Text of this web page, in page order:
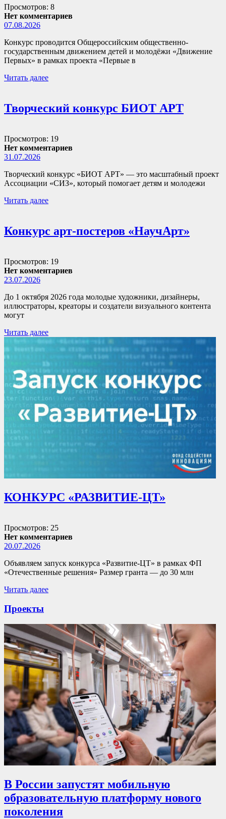
Просмотров: 8
Нет комментариев
07.08.2026
Конкурс проводится Общероссийским общественно-
государственным движением детей и молодёжи «Движение
Первых» в рамках проекта «Первые в
Читать далее
Творческий конкурс БИОТ АРТ
Просмотров: 19
Нет комментариев
31.07.2026
Творческий конкурс «БИОТ АРТ» — это масштабный проект
Ассоциации «СИЗ», который помогает детям и молодежи
Читать далее
Конкурс арт-постеров «НаучАрт»
Просмотров: 19
Нет комментариев
23.07.2026
До 1 октября 2026 года молодые художники, дизайнеры,
иллюстраторы, креаторы и создатели визуального контента
могут
Читать далее
КОНКУРС «РАЗВИТИЕ-ЦТ»
Просмотров: 25
Нет комментариев
20.07.2026
Объявляем запуск конкурса «Развитие-ЦТ» в рамках ФП
«Отечественные решения» Размер гранта — до 30 млн
Читать далее
Проекты
В России запустят мобильную
образовательную платформу нового
поколения